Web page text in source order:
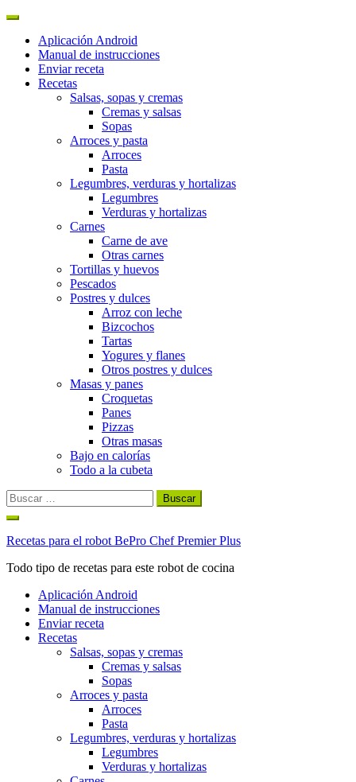
Aplicación Android
Manual de instrucciones
Enviar receta
Recetas
Salsas, sopas y cremas
Cremas y salsas
Sopas
Arroces y pasta
Arroces
Pasta
Legumbres, verduras y hortalizas
Legumbres
Verduras y hortalizas
Carnes
Carne de ave
Otras carnes
Tortillas y huevos
Pescados
Postres y dulces
Arroz con leche
Bizcochos
Tartas
Yogures y flanes
Otros postres y dulces
Masas y panes
Croquetas
Panes
Pizzas
Otras masas
Bajo en calorías
Todo a la cubeta
Buscar:
Ir
contenido
Recetas para el robot BePro Chef Premier Plus
Todo tipo de recetas para este robot de cocina
Aplicación Android
Manual de instrucciones
Enviar receta
Recetas
Salsas, sopas y cremas
Cremas y salsas
Sopas
Arroces y pasta
Arroces
Pasta
Legumbres, verduras y hortalizas
Legumbres
Verduras y hortalizas